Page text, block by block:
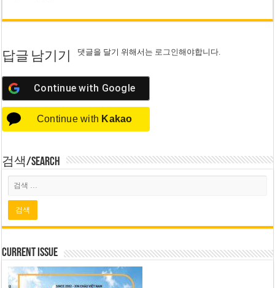
답글 남기기 댓글을 달기 위해서는 로그인해야합니다.
Continue with Google
Continue with Kakao
검색/Search
Current Issue